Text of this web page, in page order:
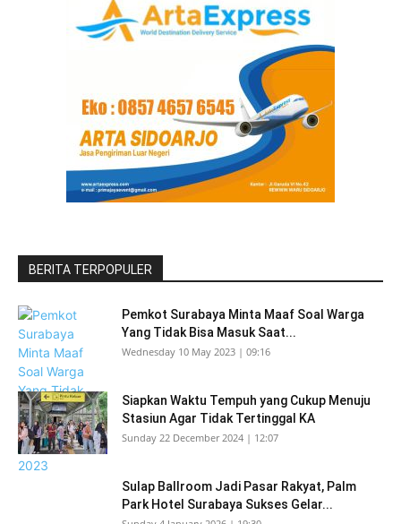
BERITA TERPOPULER
Pemkot Surabaya Minta Maaf Soal Warga
Yang Tidak Bisa Masuk Saat...
Wednesday 10 May 2023 | 09:16
Siapkan Waktu Tempuh yang Cukup Menuju
Stasiun Agar Tidak Tertinggal KA
Sunday 22 December 2024 | 12:07
Sulap Ballroom Jadi Pasar Rakyat, Palm
Park Hotel Surabaya Sukses Gelar...